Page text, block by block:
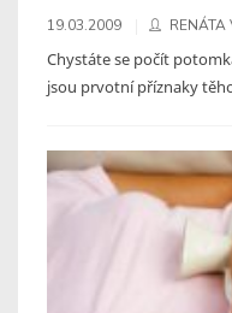
19.03.2009
Chystáte se počít
jsou prvotní příznaky